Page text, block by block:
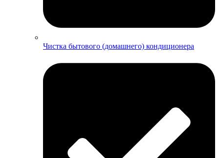
Чистка бытового (домашнего) кондиционера